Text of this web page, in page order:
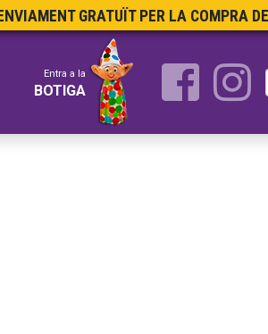
ENVIAMENT GRATUÏT PER LA COMPRA
Entra a la
BOTIGA